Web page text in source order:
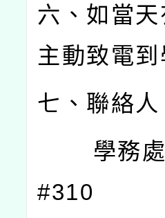
六、如當
主動致電到
七、聯絡人
學務處
#310